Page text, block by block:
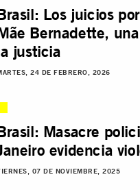
Los juicios
Bernadette,
justicia
24 DE FEBRERO, 2026
Masacre
evidencia
07 DE NOVIEMBRE, 2025